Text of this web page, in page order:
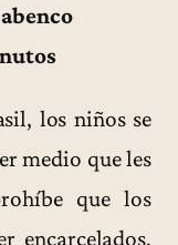
los niños se
medio que les
que los
encarcelados,